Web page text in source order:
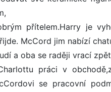
přítelem.Harry je
McCord jim nabízí
a oba se raději vrací
práci v
se pracovní